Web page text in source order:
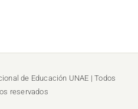
de Educación UNAE | Todos
reservados